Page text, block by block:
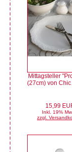
Mittagsteller
(27cm) von Chic
15,99
Inkl. 19%
zzgl.